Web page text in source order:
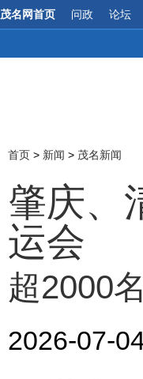
茂名网首页 问政 论坛
首页 > 新闻 > 茂名新闻
肇庆、
运会
超2000
2026-07-